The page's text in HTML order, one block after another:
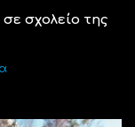
σχολείο της